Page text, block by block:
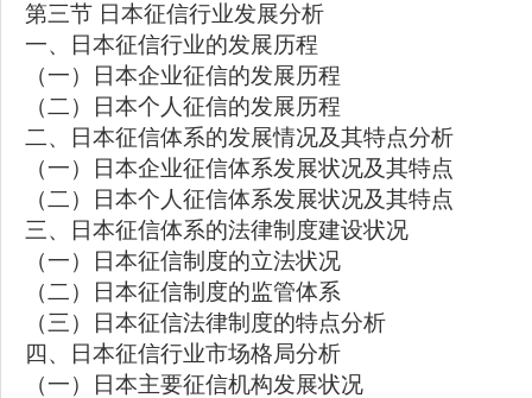
第三节 日本征信行业发展分析
一、日本征信行业的发展历程
（一）日本企业征信的发展历程
（二）日本个人征信的发展历程
二、日本征信体系的发展情况及其特点分析
（一）日本企业征信体系发展状况及其特点
（二）日本个人征信体系发展状况及其特点
三、日本征信体系的法律制度建设状况
（一）日本征信制度的立法状况
（二）日本征信制度的监管体系
（三）日本征信法律制度的特点分析
四、日本征信行业市场格局分析
（一）日本主要征信机构发展状况